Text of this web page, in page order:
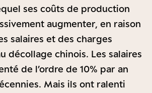
ses coûts de production
augmenter, en raison
salaires et des charges
décollage chinois. Les salaires
de l’ordre de 10% par an
Mais ils ont ralenti